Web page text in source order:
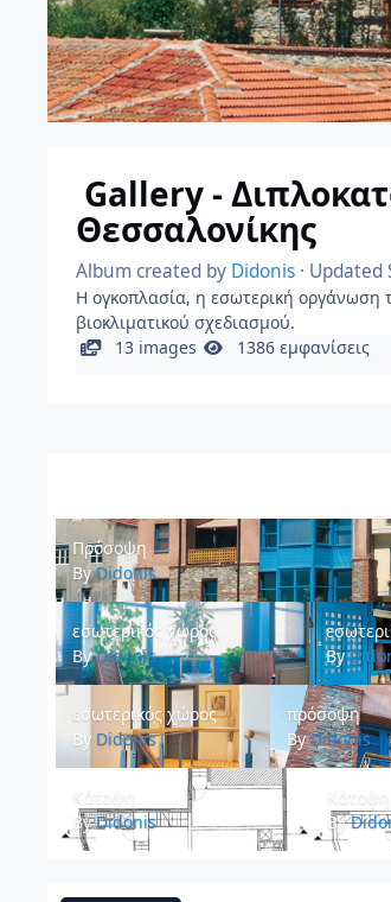
Gallery -
Θεσσαλονίκης
Album created by Didonis· Updated
Η ογκοπλασία, η εσωτερική οργάνωση
βιοκλιματικού σχεδιασμού.
13 images
1386 εμφανίσεις
Πρόσοψη
Πρόσοψη
ByDidonis
εσωτερικός χώρος
εσωτερικός χώρος
ByDidonis
By
εσωτερικός χώρος
εσωτερικός χώρος
By Didonis
πρόσοψη
πρόσοψη
ByDidonis
Κάτοψη
ByDidonis
Κάτοψη
By